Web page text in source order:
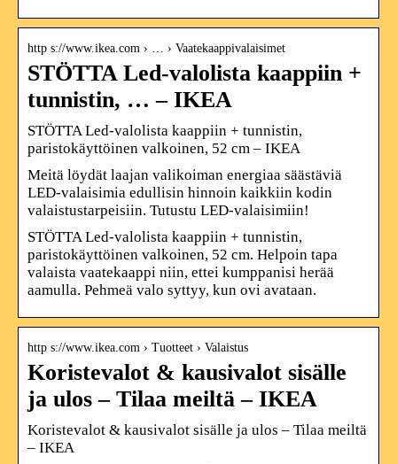
http s://www.ikea.com › … › Vaatekaappivalaisimet
STÖTTA Led-valolista kaappiin +
tunnistin, … – IKEA
STÖTTA Led-valolista kaappiin + tunnistin,
paristokäyttöinen valkoinen, 52 cm – IKEA
Meitä löydät laajan valikoiman energiaa säästäviä
LED-valaisimia edullisin hinnoin kaikkiin kodin
valaistustarpeisiin. Tutustu LED-valaisimiin!
STÖTTA Led-valolista kaappiin + tunnistin,
paristokäyttöinen valkoinen, 52 cm. Helpoin tapa
valaista vaatekaappi niin, ettei kumppanisi herää
aamulla. Pehmeä valo syttyy, kun ovi avataan.
http s://www.ikea.com › Tuotteet › Valaistus
Koristevalot & kausivalot sisälle
ja ulos – Tilaa meiltä – IKEA
Koristevalot & kausivalot sisälle ja ulos – Tilaa meiltä
– IKEA